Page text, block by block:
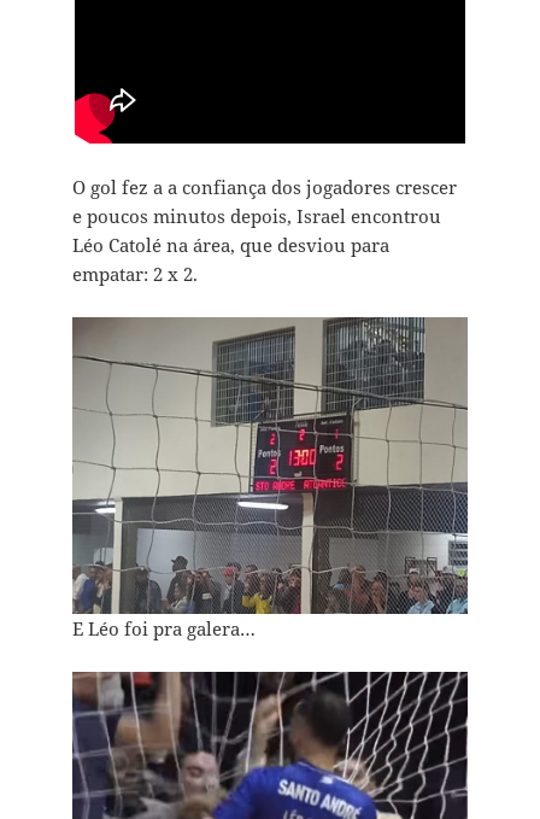
O gol fez a a confiança dos jogadores crescer
e poucos minutos depois, Israel encontrou
Léo Catolé na área, que desviou para
empatar: 2 x 2.
E Léo foi pra galera…